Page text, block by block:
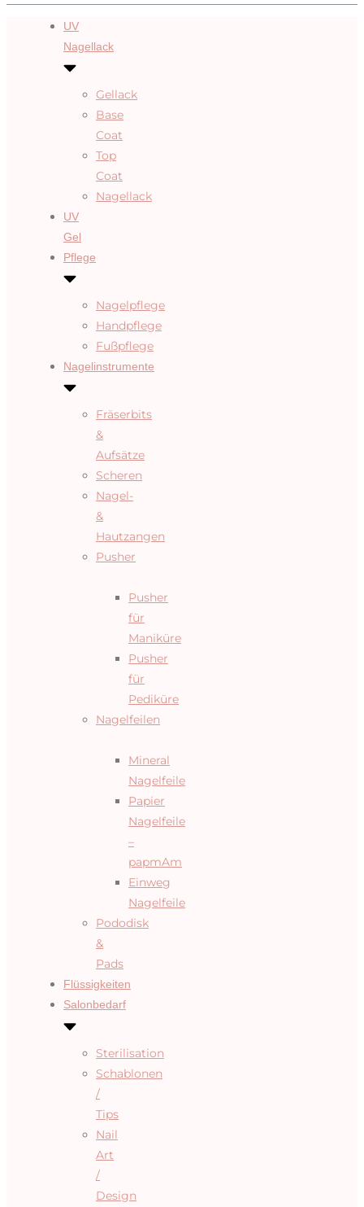
UV
Nagellack
Gellack
Base
Coat
Top
Coat
Nagellack
UV
Gel
Pflege
Nagelpflege
Handpflege
Fußpflege
Nagelinstrumente
Fräserbits
&
Aufsätze
Scheren
Nagel-
&
Hautzangen
Pusher
Pusher
für
Maniküre
Pusher
für
Pediküre
Nagelfeilen
Mineral
Nagelfeile
Papier
Nagelfeile
–
papmAm
Einweg
Nagelfeile
Pododisk
&
Pads
Flüssigkeiten
Salonbedarf
Sterilisation
Schablonen
/
Tips
Nail
Art
/
Design